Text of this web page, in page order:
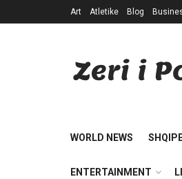
Art Atletike Blog
WORLD NEWS
ENTERTAINMENT